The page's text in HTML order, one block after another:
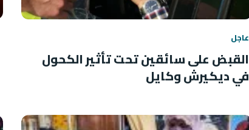
عاجل
القبض على سائقين تحت تأثير الكحول
في ديكيرش وكايل